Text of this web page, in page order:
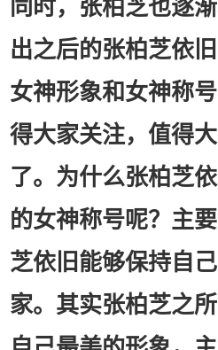
同时，张柏芝也逐
出之后的张柏芝依
女神形象和女神称
得大家关注，值得
了。为什么张柏芝
的女神称号呢？主
芝依旧能够保持自
家。其实张柏芝之